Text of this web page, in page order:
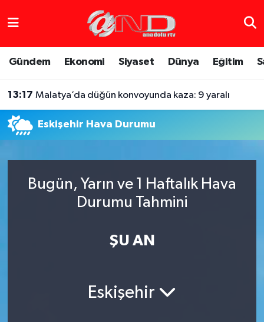
Gündem Ekonomi Siyaset Dünya Eğitim
13:17 Malatya’da düğün konvoyunda kaza: 9 yaralı
Eskişehir Hava Durumu
Bugün, Yarın ve 1 Haftalık Hava
Durumu Tahmini
ŞU AN
Eskişehir
Gündem
Haber Arşivi